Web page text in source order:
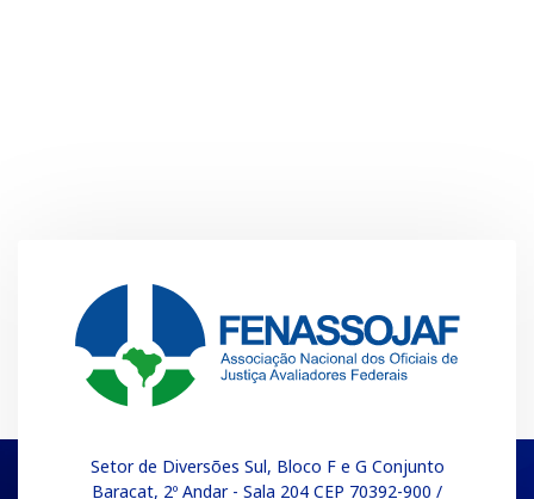
Setor de Diversões Sul, Bloco F e G Conjunto
Baracat, 2º Andar - Sala 204 CEP 70392-900 /